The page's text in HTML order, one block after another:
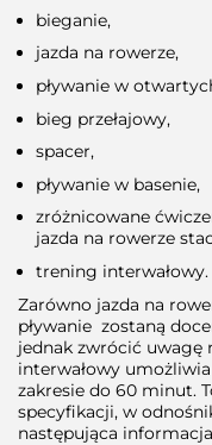
bieganie,
jazda na rowerze,
pływanie w
bieg przełajowy,
spacer,
pływanie w basenie,
zróżnicowane
jazda na rowerze
trening interwałowy.
Zarówno jazda na
pływanie zostaną
jednak zwrócić uwagę
interwałowy
zakresie do 60 minut.
specyfikacji, w
następująca